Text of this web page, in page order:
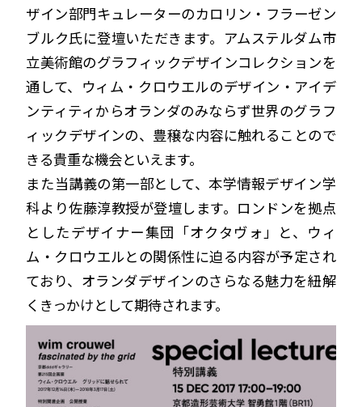
ザイン部門キュレーターのカロリン・フラーゼン
ブルク氏に登壇いただきます。アムステルダム市
立美術館のグラフィックデザインコレクションを
通して、ウィム・クロウエルのデザイン・アイデ
ンティティからオランダのみならず世界のグラフ
ィックデザインの、豊穣な内容に触れることので
きる貴重な機会といえます。
また当講義の第一部として、本学情報デザイン学
科より佐藤淳教授が登壇します。ロンドンを拠点
としたデザイナー集団「オクタヴォ」と、ウィ
ム・クロウエルとの関係性に迫る内容が予定され
ており、オランダデザインのさらなる魅力を紐解
くきっかけとして期待されます。